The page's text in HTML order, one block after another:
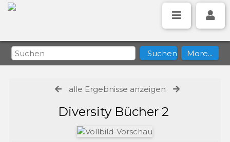
alle Ergebnisse anzeigen
Diversity Bücher 2